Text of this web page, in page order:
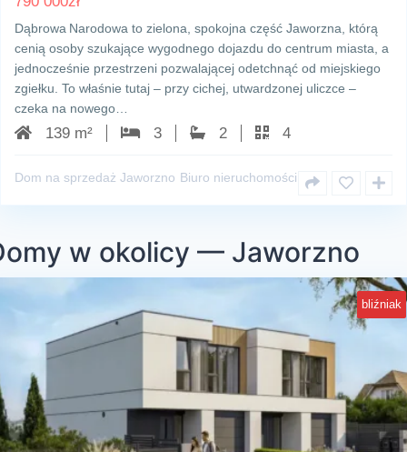
Dąbrowa Narodowa to zielona, spokojna część Jaworzna, którą
cenią osoby szukające wygodnego dojazdu do centrum miasta, a
jednocześnie przestrzeni pozwalającej odetchnąć od miejskiego
zgiełku. To właśnie tutaj – przy cichej, utwardzonej uliczce –
czeka na nowego…
139 m² 3 2 4
Dom na sprzedaż Jaworzno Biuro nieruchomości
w okolicy — Jaworzno
bliźniak